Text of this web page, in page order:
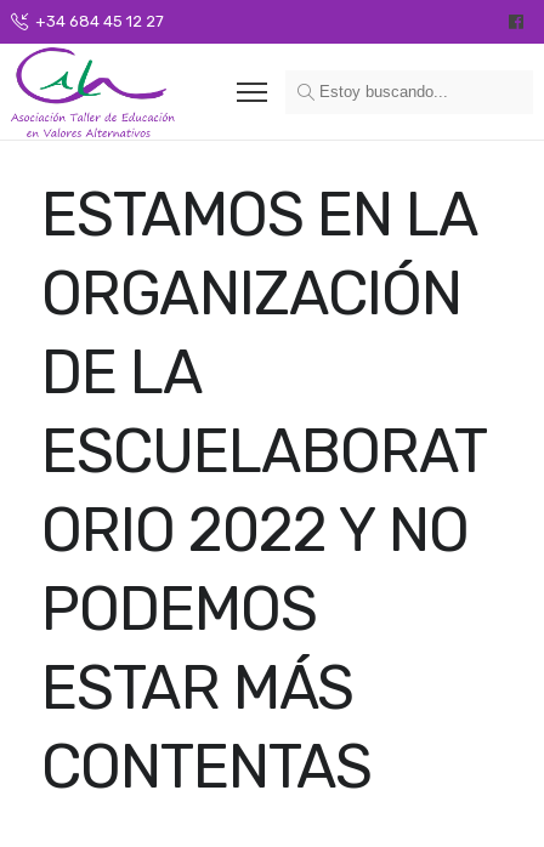
+34 684 45 12 27
ESTAMOS EN LA
ORGANIZACIÓN
DE LA
ESCUELABORAT
ORIO 2022 Y NO
PODEMOS
ESTAR MÁS
CONTENTAS